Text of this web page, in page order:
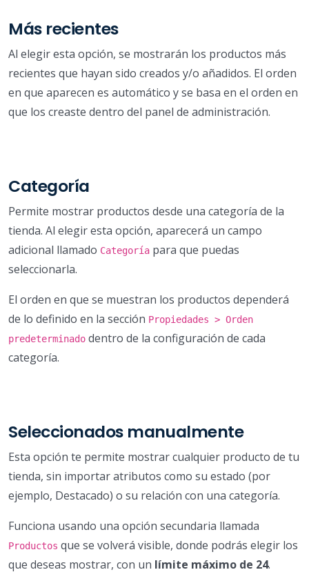
Más recientes
Al elegir esta opción, se mostrarán los productos más
recientes que hayan sido creados y/o añadidos. El orden
en que aparecen es automático y se basa en el orden en
que los creaste dentro del panel de administración.
Categoría
Permite mostrar productos desde una categoría de la
tienda. Al elegir esta opción, aparecerá un campo
adicional llamado Categoría para que puedas
seleccionarla.
El orden en que se muestran los productos dependerá
de lo definido en la sección Propiedades > Orden
predeterminado dentro de la configuración de cada
categoría.
Seleccionados manualmente
Esta opción te permite mostrar cualquier producto de tu
tienda, sin importar atributos como su estado (por
ejemplo, Destacado) o su relación con una categoría.
Funciona usando una opción secundaria llamada
Productos que se volverá visible, donde podrás elegir los
que deseas mostrar, con un límite máximo de 24.